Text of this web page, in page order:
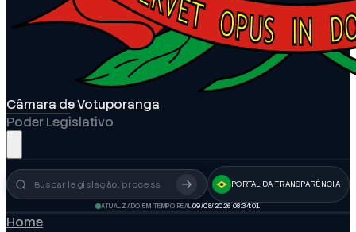
Câmara de Votuporanga
Poder Legislativo
Busca no portal PORTAL DA TRANSPARÊNCIA
ATUALIZADO EM TEMPO REAL 09/08/2026 08:34:01
Home